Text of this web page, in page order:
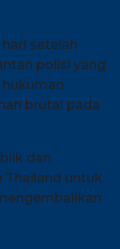
setelah
polisi yang
hukuman
brutal pada
dan
Thailand untuk